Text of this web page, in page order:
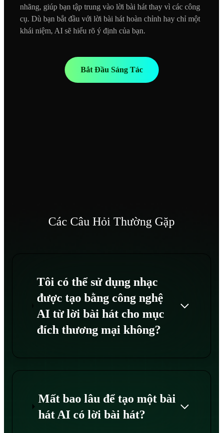
nhãng, giúp bạn tập trung vào lời bài hát thay vì các công
cụ. Dù bạn bắt đầu với lời bài hát hoàn chỉnh hay chỉ một
khái niệm, AI sẽ hiểu rõ ý định của bạn.
Bắt Đầu Sáng Tác
Các Câu Hỏi Thường Gặp
Tôi có thể sử dụng nhạc
được tạo bằng công nghệ
AI từ lời bài hát cho mục
đích thương mại không?
Mất bao lâu để tạo một bài
hát AI có lời bài hát?